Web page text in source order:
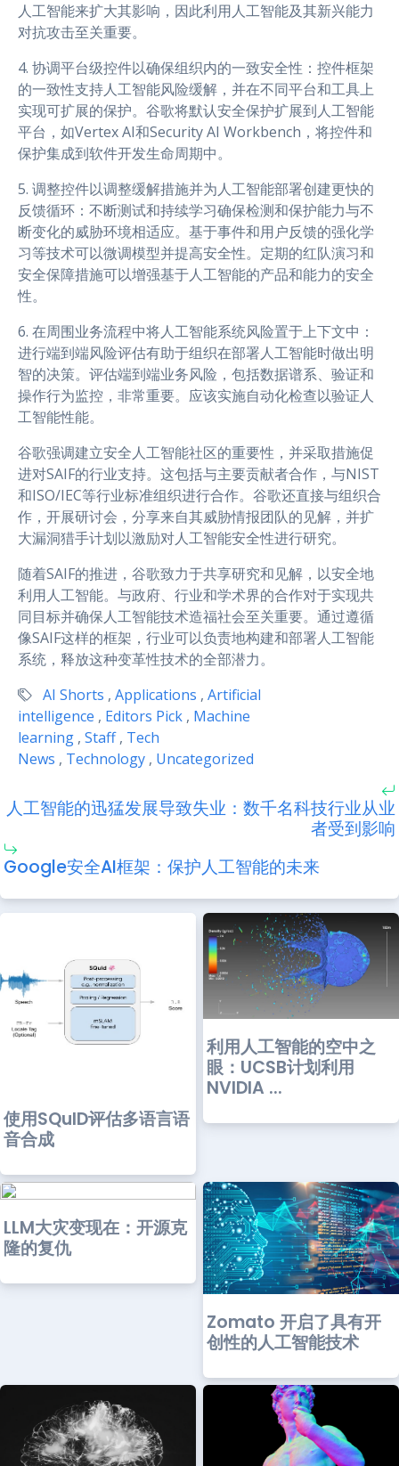
人工智能来扩大其影响，因此利用人工智能及其新兴能力
对抗攻击至关重要。
4. 协调平台级控件以确保组织内的一致安全性：控件框架
的一致性支持人工智能风险缓解，并在不同平台和工具上
实现可扩展的保护。谷歌将默认安全保护扩展到人工智能
平台，如Vertex AI和Security AI Workbench，将控件和
保护集成到软件开发生命周期中。
5. 调整控件以调整缓解措施并为人工智能部署创建更快的
反馈循环：不断测试和持续学习确保检测和保护能力与不
断变化的威胁环境相适应。基于事件和用户反馈的强化学
习等技术可以微调模型并提高安全性。定期的红队演习和
安全保障措施可以增强基于人工智能的产品和能力的安全
性。
6. 在周围业务流程中将人工智能系统风险置于上下文中：
进行端到端风险评估有助于组织在部署人工智能时做出明
智的决策。评估端到端业务风险，包括数据谱系、验证和
操作行为监控，非常重要。应该实施自动化检查以验证人
工智能性能。
谷歌强调建立安全人工智能社区的重要性，并采取措施促
进对SAIF的行业支持。这包括与主要贡献者合作，与NIST
和ISO/IEC等行业标准组织进行合作。谷歌还直接与组织合
作，开展研讨会，分享来自其威胁情报团队的见解，并扩
大漏洞猎手计划以激励对人工智能安全性进行研究。
随着SAIF的推进，谷歌致力于共享研究和见解，以安全地
利用人工智能。与政府、行业和学术界的合作对于实现共
同目标并确保人工智能技术造福社会至关重要。通过遵循
像SAIF这样的框架，行业可以负责地构建和部署人工智能
系统，释放这种变革性技术的全部潜力。
AI Shorts , Applications , Artificial
intelligence , Editors Pick , Machine
learning , Staff , Tech
News , Technology , Uncategorized
人工智能的迅猛发展导致失业：数千名科技行业从业
者受到影响
Google安全AI框架：保护人工智能的未来
使用SQuID评估多语言语
音合成
利用人工智能的空中之
眼：UCSB计划利用
NVIDIA ...
LLM大灾变现在：开源克
隆的复仇
Zomato 开启了具有开
创性的人工智能技术